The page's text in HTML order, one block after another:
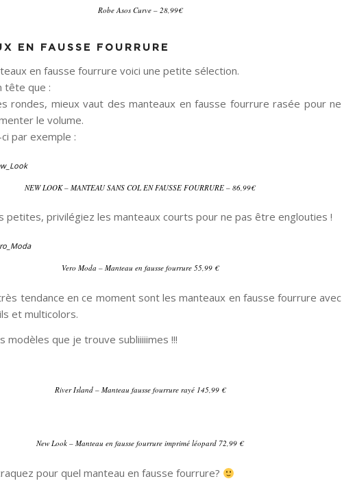
Robe Asos Curve – 28,99€
EN FAUSSE FOURRURE
en fausse fourrure voici une petite sélection.
tête que :
rondes, mieux vaut des manteaux en fausse fourrure rasée pour ne
le volume.
par exemple :
NEW LOOK – MANTEAU SANS COL EN FAUSSE FOURRURE – 86,99€
petites, privilégiez les manteaux courts pour ne pas être englouties !
Vero Moda – Manteau en fausse fourrure 55,99 €
tendance en ce moment sont les manteaux en fausse fourrure avec
et multicolors.
modèles que je trouve subliiiiimes !!!
River Island – Manteau fausse fourrure rayé 145,99 €
New Look – Manteau en fausse fourrure imprimé léopard 72,99 €
pour quel manteau en fausse fourrure?